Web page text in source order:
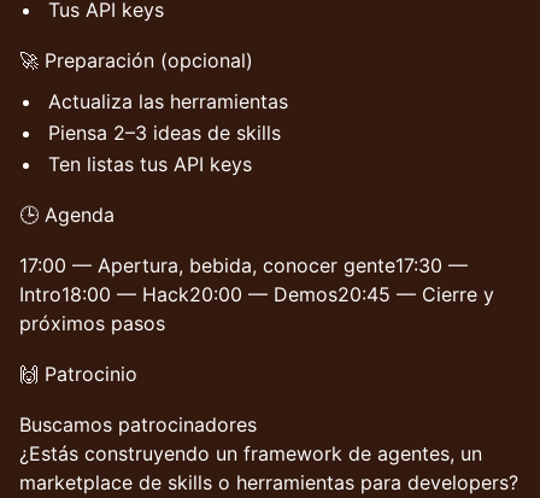
Tus API keys
🚀 Preparación (opcional)
Actualiza las herramientas
Piensa 2–3 ideas de skills
Ten listas tus API keys
🕒 Agenda
17:00 — Apertura, bebida, conocer gente17:30 —
Intro18:00 — Hack20:00 — Demos20:45 — Cierre y
próximos pasos
🙌 Patrocinio
Buscamos patrocinadores
¿Estás construyendo un framework de agentes, un
marketplace de skills o herramientas para developers?